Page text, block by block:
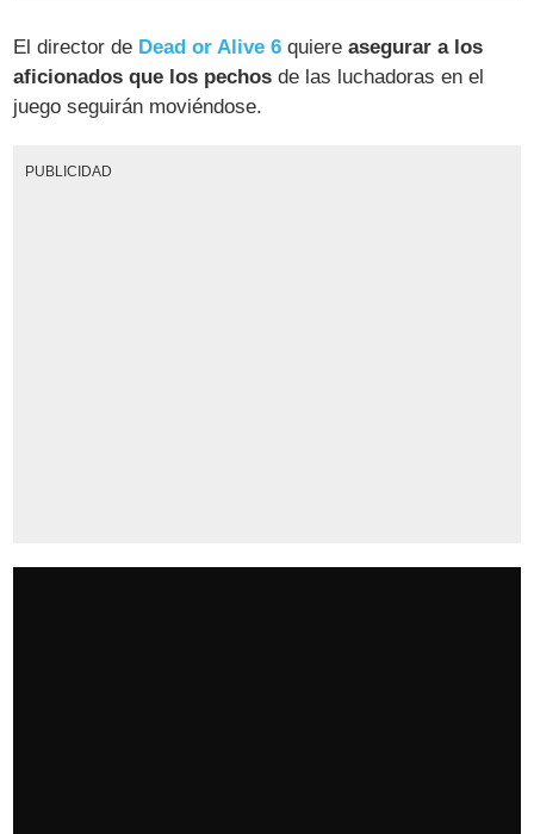
El director de Dead or Alive 6 quiereasegurar a los
aficionados que los pechos de las luchadoras en el
juego seguirán moviéndose.
PUBLICIDAD